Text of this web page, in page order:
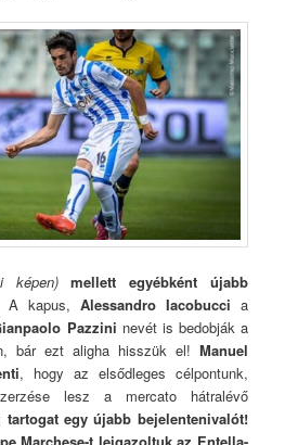
képen)
mellett egyébként újabb
A kapus, Alessandro Iacobucci a
Pazzini nevét is bedobják a
bár ezt aligha hisszük el! Manuel
, hogy az elsődleges célpontunk,
lesz a mercato hátralévő
tartogat egy újabb bejelentenivalót!